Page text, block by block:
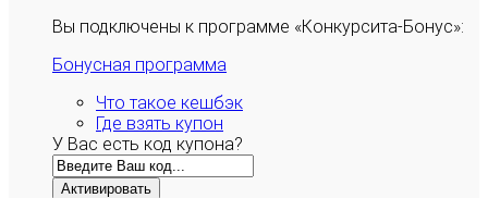
Вы подключены к программе «Конкурсита-Бонус»:
Бонусная программа
Что такое кешбэк
Где взять купон
У Вас есть код купона?
Активировать